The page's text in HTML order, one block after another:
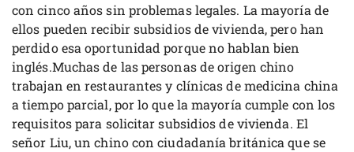
con cinco años sin problemas legales. La mayoría de
ellos pueden recibir subsidios de vivienda, pero han
perdido esa oportunidad porque no hablan bien
inglés.Muchas de las personas de origen chino
trabajan en restaurantes y clínicas de medicina china
a tiempo parcial, por lo que la mayoría cumple con los
requisitos para solicitar subsidios de vivienda. El
señor Liu, un chino con ciudadanía británica que se